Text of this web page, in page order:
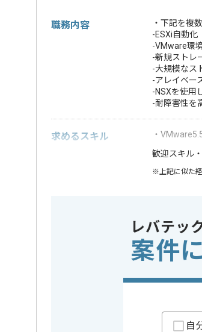
職務内容
・下記を複
-ESXi自動化
-VMware環
-新規ストレ
-大規模なス
-アレイベー
-NSXを使用
-耐障害性を
求めるスキル
・
歓迎スキル
※上記に似た
開発ツール
仮想基盤全体の最適化を目的として
VMware5.5以上の運用/構築経験が
レバテッ
案件
自